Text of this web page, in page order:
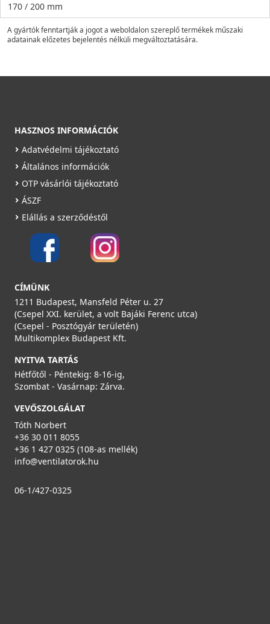
170 / 200 mm
A gyártók fenntartják a jogot a weboldalon szereplő termékek műszaki
adatainak előzetes bejelentés nélküli megváltoztatására.
HASZNOS INFORMÁCIÓK
Adatvédelmi tájékoztató
Általános információk
OTP vásárlói tájékoztató
ÁSZF
Elállás a szerződéstől
CÍMÜNK
1211 Budapest, Mansfeld Péter u. 27
(Csepel XXI. kerület, a volt Bajáki Ferenc utca)
(Csepel - Posztógyár területén)
Multikomplex Budapest Kft.
NYITVA TARTÁS
Hétfőtől - Péntekig: 8-16-ig,
Szombat - Vasárnap: Zárva.
VEVŐSZOLGÁLAT
Tóth Norbert
+36 30 011 8055
+36 1 427 0325 (108-as mellék)
info@ventilatorok.hu
06-1/427-0325